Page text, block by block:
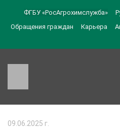
ФГБУ «РосАгрохимслужба»
Обращения граждан
Карьера
09.06.2025 г.